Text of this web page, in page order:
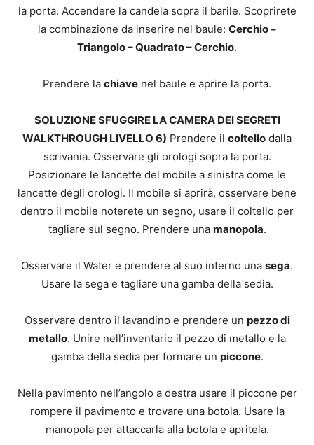
la porta. Accendere la candela sopra il barile. Scoprirete
la combinazione da inserire nel baule: Cerchio –
Triangolo – Quadrato – Cerchio.
Prendere la chiave nel baule e aprire la porta.
SOLUZIONE SFUGGIRE LA CAMERA DEI SEGRETI
WALKTHROUGH LIVELLO 6) Prendere il coltello dalla
scrivania. Osservare gli orologi sopra la porta.
Posizionare le lancette del mobile a sinistra come le
lancette degli orologi. Il mobile si aprirà, osservare bene
dentro il mobile noterete un segno, usare il coltello per
tagliare sul segno. Prendere una manopola.
Osservare il Water e prendere al suo interno una sega.
Usare la sega e tagliare una gamba della sedia.
Osservare dentro il lavandino e prendere un pezzo di
metallo. Unire nell’inventario il pezzo di metallo e la
gamba della sedia per formare un piccone.
Nella pavimento nell’angolo a destra usare il piccone per
rompere il pavimento e trovare una botola. Usare la
manopola per attaccarla alla botola e apritela.